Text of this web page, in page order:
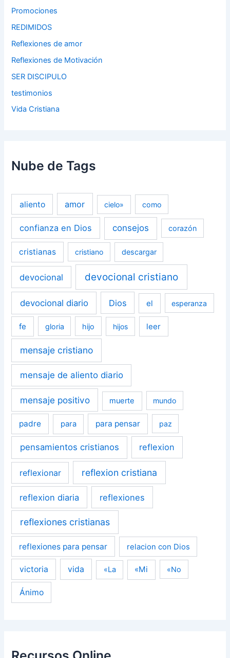
Promociones
REDIMIDOS
Reflexiones de amor
Reflexiones de Motivación
SER DISCIPULO
testimonios
Vida Cristiana
Nube de Tags
aliento amor cielo» como
confianza en Dios consejos corazón
cristianas cristiano descargar
devocional devocional cristiano
devocional diario Dios el esperanza
fe gloria hijo hijos leer
mensaje cristiano
mensaje de aliento diario
mensaje positivo muerte mundo
padre para para pensar paz
pensamientos cristianos reflexion
reflexionar reflexion cristiana
reflexion diaria reflexiones
reflexiones cristianas
reflexiones para pensar relacion con Dios
victoria vida «La «Mi «No
Ánimo